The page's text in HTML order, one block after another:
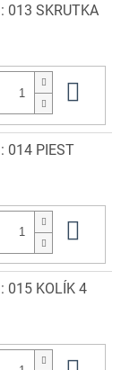
SKRUTKA
014 PIEST
015 KOLÍK 4